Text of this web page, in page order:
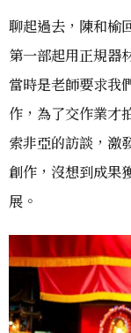
聊起過去，陳和榆
第一部起用正規器
當時是老師要求我
作，為了交作業才
索非亞的訪談，激
創作，沒想到成果
展。